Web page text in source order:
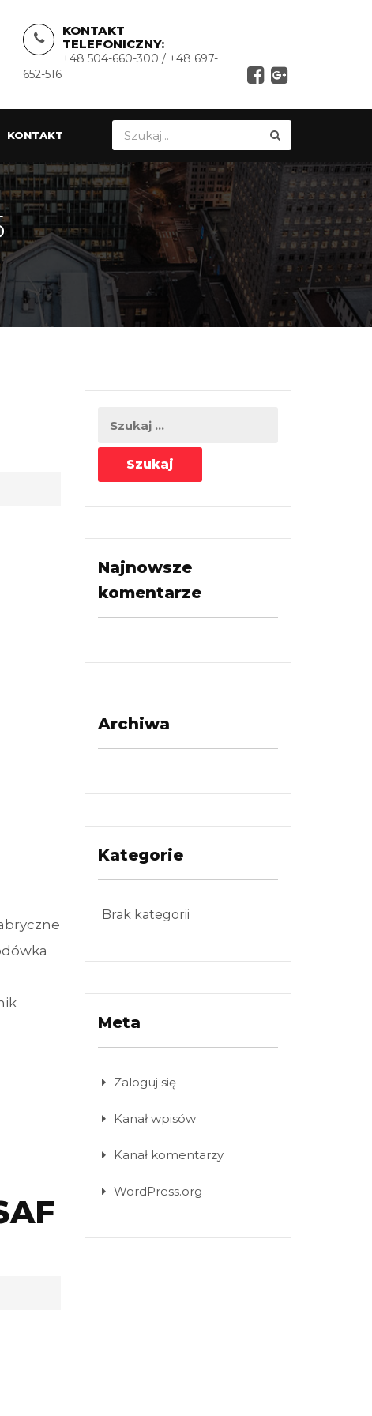
KONTAKT
TELEFONICZNY:
+48 504-660-300 / +48 697-
652-516
KONTAKT
Najnowsze
komentarze
Archiwa
Kategorie
Brak kategorii
Meta
Zaloguj się
Kanał wpisów
Kanał komentarzy
WordPress.org